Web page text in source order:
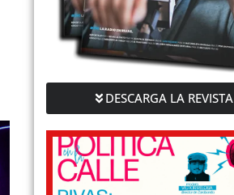
DESCARGA LA REVISTA